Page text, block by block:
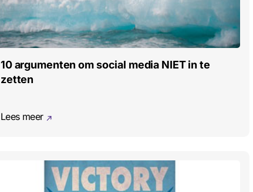
10 argumenten om social media NIET in te
zetten
Lees meer